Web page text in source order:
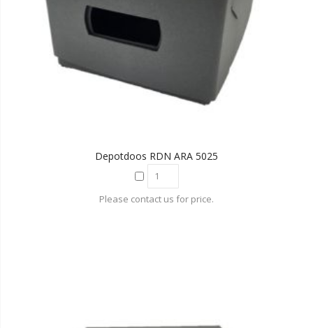
Depotdoos RDN ARA 5025
Please contact us for price.